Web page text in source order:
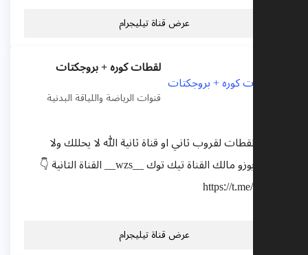
عرض قناة تيليجرام
لقطات كوره + بروجكتات
قنوات الرياضة واللياقة البدنية
تنشر اللقطات لقروب ثاني او قناة ثانية الله لا يحللك ولا
يبيحك يوزو مالك القناة تيك توك __wzs__ القناة الثانية 👇
https://t.me/wzswq
عرض قناة تيليجرام